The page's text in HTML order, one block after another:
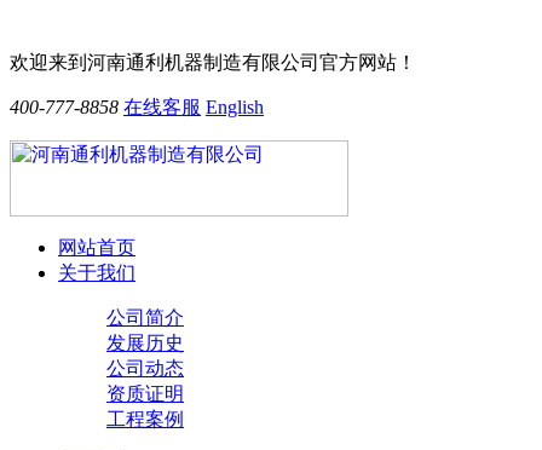
欢迎来到河南通利机器制造有限公司官方网站！
400-777-8858 在线客服 English
网站首页
关于我们
公司简介
发展历史
公司动态
资质证明
工程案例